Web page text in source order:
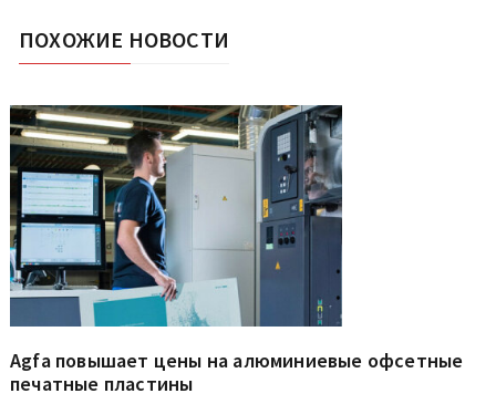
ПОХОЖИЕ НОВОСТИ
Agfa повышает цены на алюминиевые офсетные
печатные пластины